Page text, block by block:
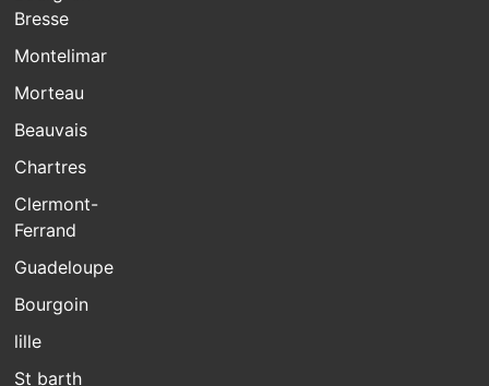
Bresse
Montelimar
Morteau
Beauvais
Chartres
Clermont-
Ferrand
Guadeloupe
Bourgoin
lille
St barth